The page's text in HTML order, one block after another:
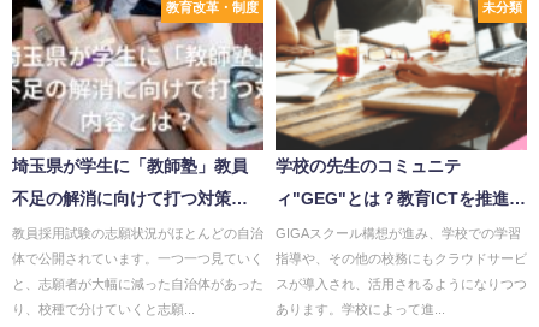
教育改革・制度
埼玉県が学生に「教師塾」教員
不足の解消に向けて打つ対策の
内容とは？
教員採用試験の志願状況がほとんどの自治
体で公開されています。一つ一つ見ていく
と、志願者が大幅に減った自治体があった
り、校種で分けていくと志願...
未分類
学校の先生のコミュニテ
ィ"GEG"とは？教育ICTを推進す
る熱意ある先生たちと交流でき
る
GIGAスクール構想が進み、学校での学習
指導や、その他の校務にもクラウドサービ
スが導入され、活用されるようになりつつ
あります。学校によって進...